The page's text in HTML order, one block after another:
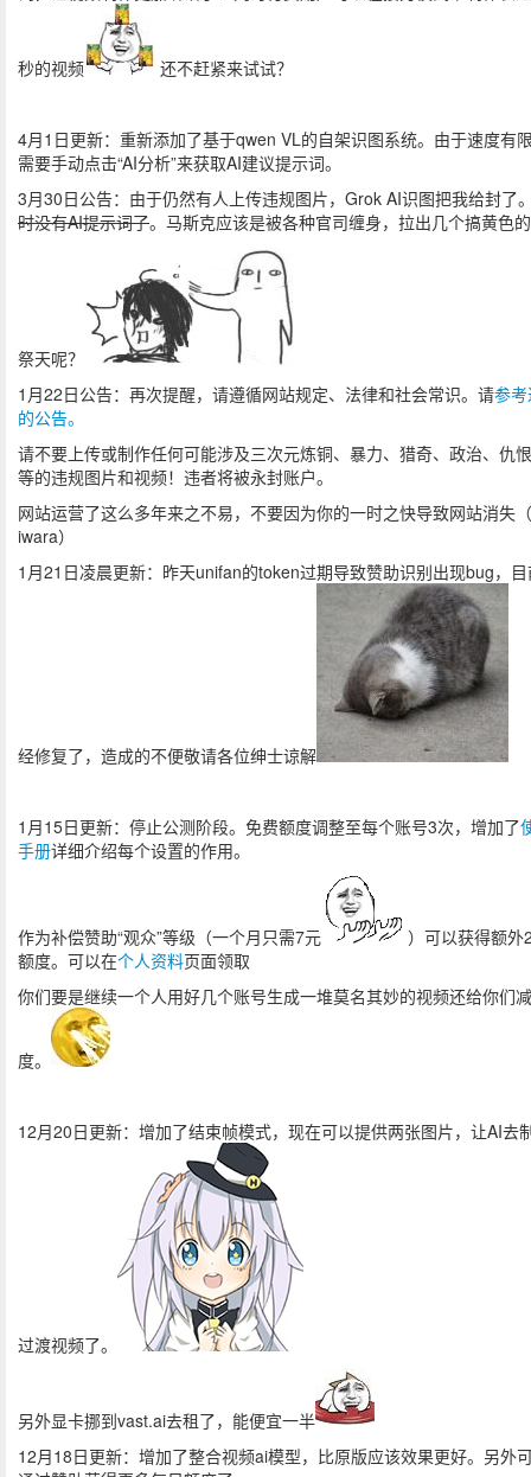
秒的视频 还不赶紧来试试？
4月1日更新：重新添加了基于qwen VL的自架识图系统。由于速度有
需要手动点击“AI分析”来获取AI建议提示词。
3月30日公告：由于仍然有人上传违规图片，Grok AI识图把我给封了
时没有AI提示词了。马斯克应该是被各种官司缠身，拉出几个搞黄色
祭天呢？
1月22日公告：再次提醒，请遵循网站规定、法律和社会常识。请参
的公告。
请不要上传或制作任何可能涉及三次元炼铜、暴力、猎奇、政治、仇
等的违规图片和视频！违者将被永封账户。
网站运营了这么多年来之不易，不要因为你的一时之快导致网站消失
iwara）
1月21日凌晨更新：昨天unifan的token过期导致赞助识别出现bug，
经修复了，造成的不便敬请各位绅士谅解
1月15日更新：停止公测阶段。免费额度调整至每个账号3次，增加了
手册详细介绍每个设置的作用。
作为补偿赞助“观众”等级（一个月只需7元
）可以获得额外
额度。可以在个人资料页面领取
你们要是继续一个人用好几个账号生成一堆莫名其妙的视频还给你们
度。
12月20日更新：增加了结束帧模式，现在可以提供两张图片，让AI去
过渡视频了。
另外显卡挪到vast.ai去租了，能便宜一半
12月18日更新：增加了整合视频ai模型，比原版应该效果更好。另外